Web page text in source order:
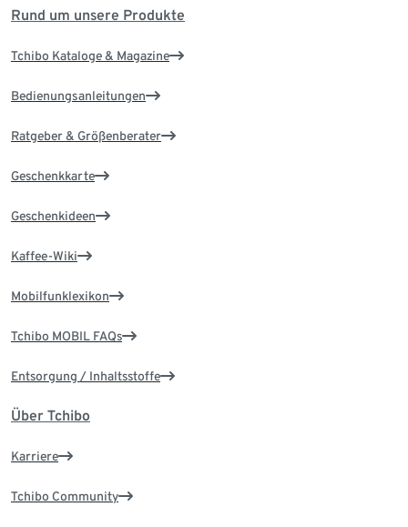
Rund um unsere Produkte
Tchibo Kataloge & Magazine
Bedienungsanleitungen
Ratgeber & Größenberater
Geschenkkarte
Geschenkideen
Kaffee-Wiki
Mobilfunklexikon
Tchibo MOBIL FAQs
Entsorgung / Inhaltsstoffe
Über Tchibo
Karriere
Tchibo Community